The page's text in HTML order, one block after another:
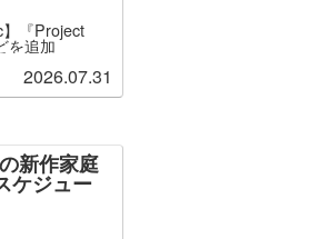
】『Project
を追加
2026.07.31
新作家庭
ケジュー